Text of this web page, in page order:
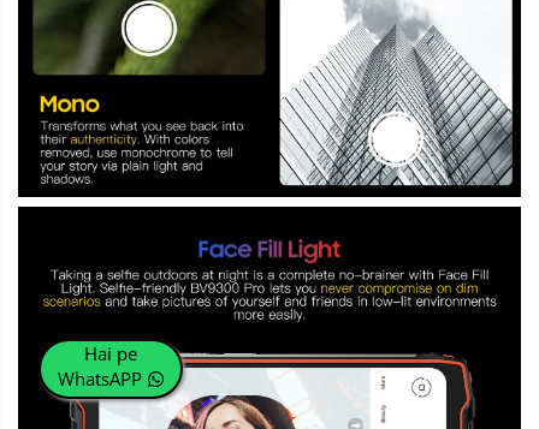
Hai pe
WhatsAPP